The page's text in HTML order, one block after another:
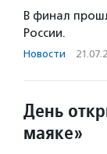
В финал
России.
Новости ·
День
маяке»